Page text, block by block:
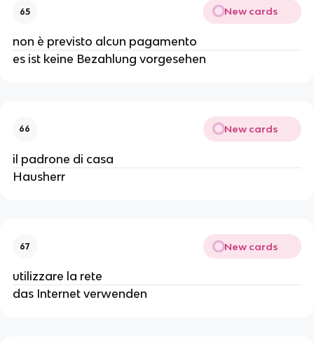
65 New cards
non è previsto alcun pagamento
es ist keine Bezahlung vorgesehen
66 New cards
il padrone di casa
Hausherr
67 New cards
utilizzare la rete
das Internet verwenden